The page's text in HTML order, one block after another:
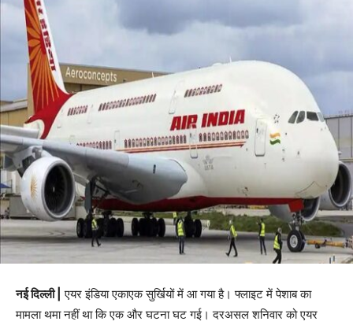
नई दिल्ली | एयर इंडिया एकाएक सुर्खियों में आ गया है। फ्लाइट में पेशाब का
मामला थमा नहीं था कि एक और घटना घट गई। दरअसल शनिवार को एयर